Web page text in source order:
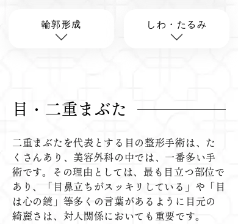
輪郭形成 しわ・たるみ
目・二重まぶた
二重まぶたを代表とする目の整形手術は、た
くさんあり、美容外科の中では、一番多い手
術です。その理由としては、最も目立つ部位で
あり、「目鼻立ちがスッキリしている」や「目
は心の鏡」等多くの言葉があるように目元の
綺麗さは、対人関係においても重要です。